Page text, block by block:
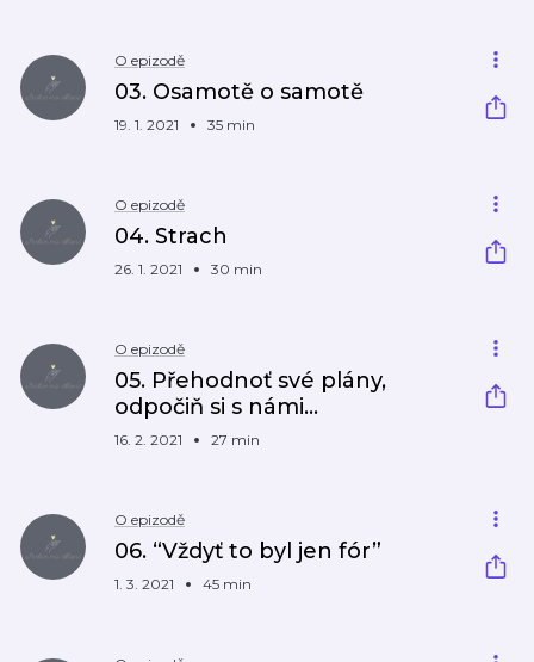
O epizodě
03. Osamotě o samotě
19. 1. 2021 35 min
O epizodě
04. Strach
26. 1. 2021 30 min
O epizodě
05. Přehodnoť své plány,
odpočiň si s námi...
16. 2. 2021 27 min
O epizodě
06. “Vždyť to byl jen fór”
1. 3. 2021 45 min